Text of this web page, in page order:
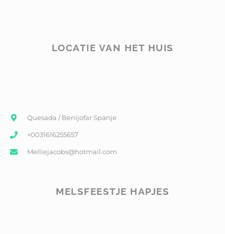
LOCATIE VAN HET HUIS
Quesada / Benijofar Spanje
+0031616255657
Melliejacobs@hotmail.com
MELSFEESTJE HAPJES